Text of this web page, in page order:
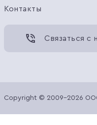
Контакты
Связаться с
Copyright © 2009-2026